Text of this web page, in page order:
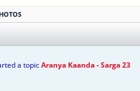
a topicAranya Kaanda - Sarga 23